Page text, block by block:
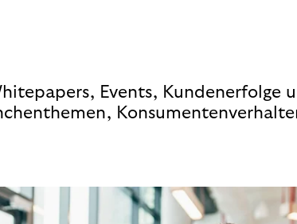
Events, Kundenerfolge